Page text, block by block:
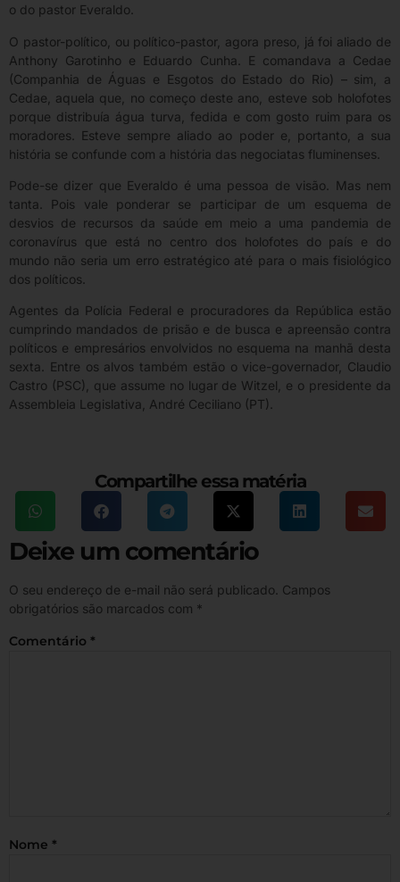
o do pastor Everaldo.
O pastor-político, ou político-pastor, agora preso, já foi aliado de
Anthony Garotinho e Eduardo Cunha. E comandava a Cedae
(Companhia de Águas e Esgotos do Estado do Rio) – sim, a
Cedae, aquela que, no começo deste ano, esteve sob holofotes
porque distribuía água turva, fedida e com gosto ruim para os
moradores. Esteve sempre aliado ao poder e, portanto, a sua
história se confunde com a história das negociatas fluminenses.
Pode-se dizer que Everaldo é uma pessoa de visão. Mas nem
tanta. Pois vale ponderar se participar de um esquema de
desvios de recursos da saúde em meio a uma pandemia de
coronavírus que está no centro dos holofotes do país e do
mundo não seria um erro estratégico até para o mais fisiológico
dos políticos.
Agentes da Polícia Federal e procuradores da República estão
cumprindo mandados de prisão e de busca e apreensão contra
políticos e empresários envolvidos no esquema na manhã desta
sexta. Entre os alvos também estão o vice-governador, Claudio
Castro (PSC), que assume no lugar de Witzel, e o presidente da
Assembleia Legislativa, André Ceciliano (PT).
Compartilhe essa matéria
Deixe um comentário
O seu endereço de e-mail não será publicado. Campos
obrigatórios são marcados com *
Comentário *
Nome *